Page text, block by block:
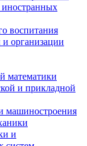
иностранных
воспитания
организации
математики
и прикладной
машиностроения
и